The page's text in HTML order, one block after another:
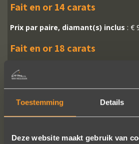
Toestemming Details
Deze website maakt gebruik van
Fait en or 14 carats
Prix par paire, diamant(s) inclus : €
Fait en or 18 carats
Prix par paire, diamant(s) inclus
PLUS D'INFO COMMANDER?